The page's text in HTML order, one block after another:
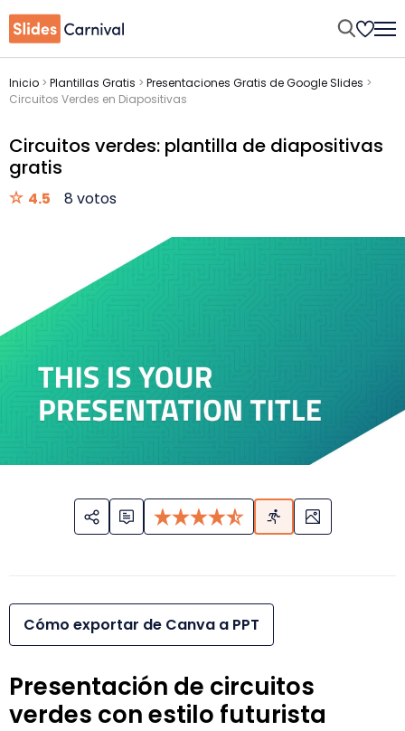
Inicio > Plantillas Gratis > Presentaciones Gratis de Google Slides >
Circuitos Verdes en Diapositivas
Circuitos verdes: plantilla de diapositivas
gratis
4.5 8 votos
Cómo exportar de Canva a PPT
Presentación de circuitos
verdes con estilo futurista